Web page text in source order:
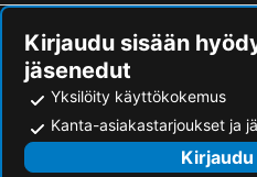
Kirjaudu sisään
jäsenedut
Yksilöity käyttökokemus
Kanta-asiakastarjoukset ja
Kirjaudu